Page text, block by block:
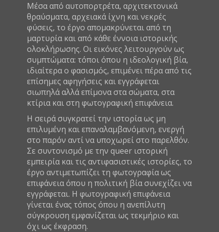
Μέσα από αυτοπορτρέτα, αρχιτεκτονικά
θραύσματα, αρχειακά ίχνη και νεκρές
φύσεις, το έργο απομακρύνεται από τη
μαρτυρία και από κάθε έννοια ιστορικής
ολοκλήρωσης. Οι εικόνες λειτουργούν ως
συμπτώματα: τόποι όπου η ιδεολογική βία,
ιδιαίτερα ο φασισμός, επιμένει πέρα από τις
επίσημες αφηγήσεις και εγγράφεται
σιωπηλά αλλά επίμονα στα σώματα, στα
κτίρια και στη φωτογραφική επιφάνεια.
Η σειρά συγκρατεί την ιστορία ως μη
επιλυμένη και επαναλαμβανόμενη, ενεργή
στο παρόν αντί να υποχωρεί στο παρελθόν.
Σε συντονισμό με την queer ιστορική
εμπειρία και τις αντιφασιστικές ιστορίες, το
έργο αντιμετωπίζει τη φωτογραφία ως
επιφάνεια όπου η πολιτική βία συνεχίζει να
εγγράφεται. Η φωτογραφική επιφάνεια
γίνεται ένας τόπος όπου η ανεπίλυτη
σύγκρουση εμφανίζεται ως τεκμήριο και
όχι ως έκφραση.